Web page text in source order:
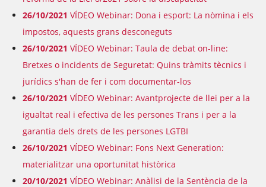
26/10/2021 VÍDEO Webinar: Dona i esport: La nòmina i els
impostos, aquests grans desconeguts
26/10/2021 VÍDEO Webinar: Taula de debat on-line:
Bretxes o incidents de Seguretat: Quins tràmits tècnics i
jurídics s'han de fer i com documentar-los
26/10/2021 VÍDEO Webinar: Avantprojecte de llei per a la
igualtat real i efectiva de les persones Trans i per a la
garantia dels drets de les persones LGTBI
26/10/2021 VÍDEO Webinar: Fons Next Generation:
materialitzar una oportunitat històrica
20/10/2021 VÍDEO Webinar: Anàlisi de la Sentència de la